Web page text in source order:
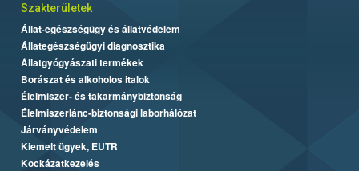
Szakterületek
Állat-egészségügy és állatvédelem
Állategészségügyi diagnosztika
Állatgyógyászati termékek
Borászat és alkoholos italok
Élelmiszer- és takarmánybiztonság
Élelmiszerlánc-biztonsági laborhálózat
Járványvédelem
Kiemelt ügyek, EUTR
Kockázatkezelés